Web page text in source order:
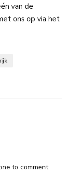
van de
ons op via het
to comment